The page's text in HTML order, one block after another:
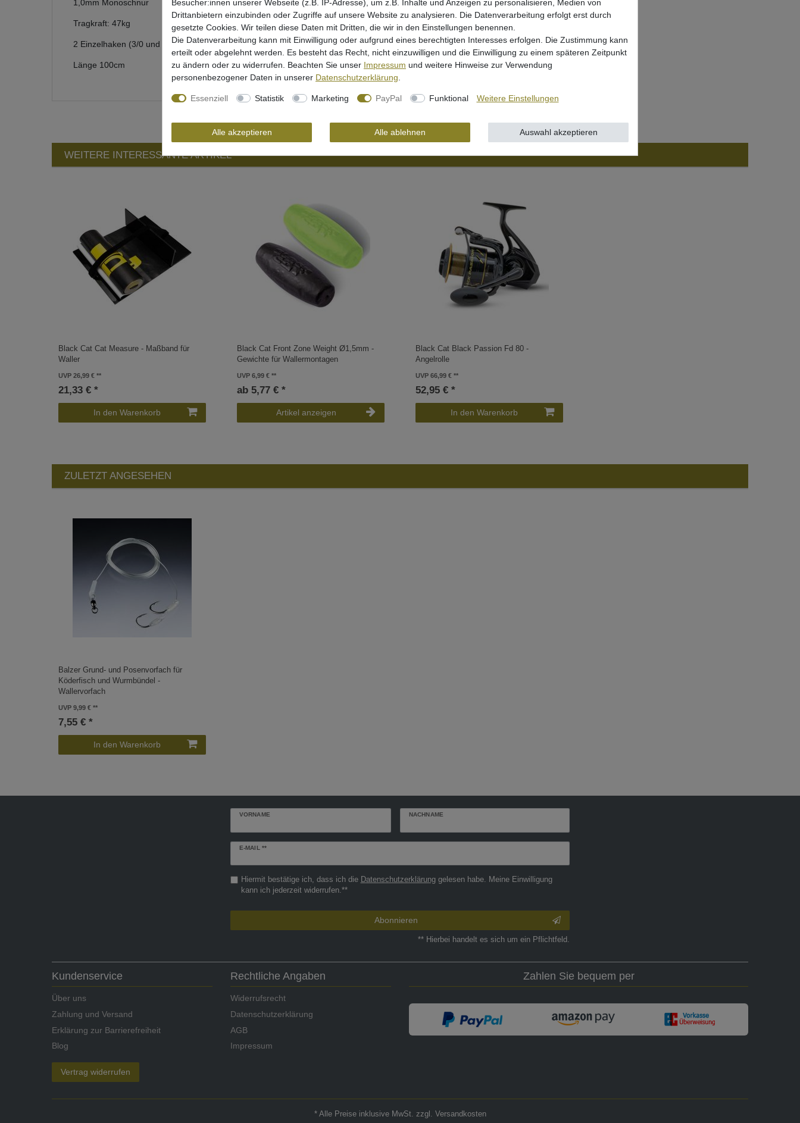
1,0mm Monoschnur
Tragkraft: 47kg
2 Einzelhaken (3/0 und 5/0)
Länge 100cm
WEITERE INTERESSANTE ARTIKEL
Black Cat Cat Measure - Maßband für
Waller
UVP 26,99 €
21,33 € *
In den Warenkorb
Black Cat Front Zone Weight Ø1,5mm -
Gewichte für Wallermontagen
UVP 6,99 €
ab 5,77 € *
Artikel anzeigen
Black Cat Black Passion Fd 80 -
Angelrolle
UVP 66,99 €
52,95 € *
In den Warenkorb
ZULETZT ANGESEHEN
Balzer Grund- und Posenvorfach für
Köderfisch und Wurmbündel -
Wallervorfach
UVP 9,99 €
7,55 € *
In den Warenkorb
VORNAME NACHNAME
E-MAIL **
Newsletter
Hiermit bestätige ich, dass ich die Daten­schutz­erklärunggelesen habe. Meine Einwilligung
kann ich jederzeit widerrufen.**
Abonnieren
** Hierbei handelt es sich um ein Pflichtfeld.
Kundenservice
Über uns
Zahlung und Versand
Erklärung zur Barrierefreiheit
Blog
Vertrag widerrufen
Rechtliche Angaben
Widerrufsrecht
Datenschutzerklärung
AGB
Impressum
Zahlen Sie bequem per
* Alle Preise inklusive MwSt. zzgl. Versandkosten
Besucher:innen unserer Webseite (z.B. IP-Adresse), um z.B. Inhalte und Anzeigen zu personalisieren, Medien von
Drittanbietern einzubinden oder Zugriffe auf unsere Website zu analysieren. Die Datenverarbeitung erfolgt erst durch
gesetzte Cookies. Wir teilen diese Daten mit Dritten, die wir in den Einstellungen benennen.
Die Datenverarbeitung kann mit Einwilligung oder aufgrund eines berechtigten Interesses erfolgen. Die Zustimmung kann
erteilt oder abgelehnt werden. Es besteht das Recht, nicht einzuwilligen und die Einwilligung zu einem späteren Zeitpunkt
zu ändern oder zu widerrufen. Beachten Sie unser Impressum und weitere Hinweise zur Verwendung
personenbezogener Daten in unserer Daten­schutz­erklärung
Essenziell Statistik Marketing PayPal Funktional Weitere Einstellungen
Alle akzeptieren Alle ablehnen Auswahl akzeptieren